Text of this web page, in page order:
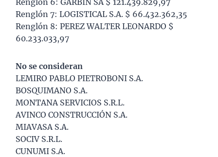
Renglón 6: GARBIN SA $ 121.439.829,97
Renglón 7: LOGISTICAL S.A. $ 66.432.362,35
Renglón 8: PEREZ WALTER LEONARDO $
60.233.033,97
No se consideran
LEMIRO PABLO PIETROBONI S.A.
BOSQUIMANO S.A.
MONTANA SERVICIOS S.R.L.
AVINCO CONSTRUCCIÓN S.A.
MIAVASA S.A.
SOCIV S.R.L.
CUNUMI S.A.